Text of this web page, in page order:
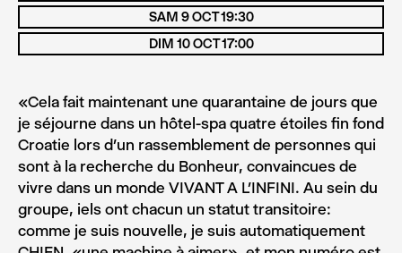
«Cela fait maintenant une quarantaine de jours que
je séjourne dans un hôtel-spa quatre étoiles fin fond
Croatie lors d’un rassemblement de personnes qui
sont à la recherche du Bonheur, convaincues de
vivre dans un monde VIVANT A L’INFINI. Au sein du
groupe, iels ont chacun un statut transitoire:
comme je suis nouvelle, je suis automatiquement
SAM 9 OCT 19:30
DIM 10 OCT 17:00